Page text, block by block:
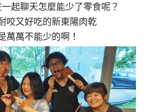
起聊天怎麼能少了零食呢？
咬又好吃的新東陽肉乾
萬萬不能少的啊！